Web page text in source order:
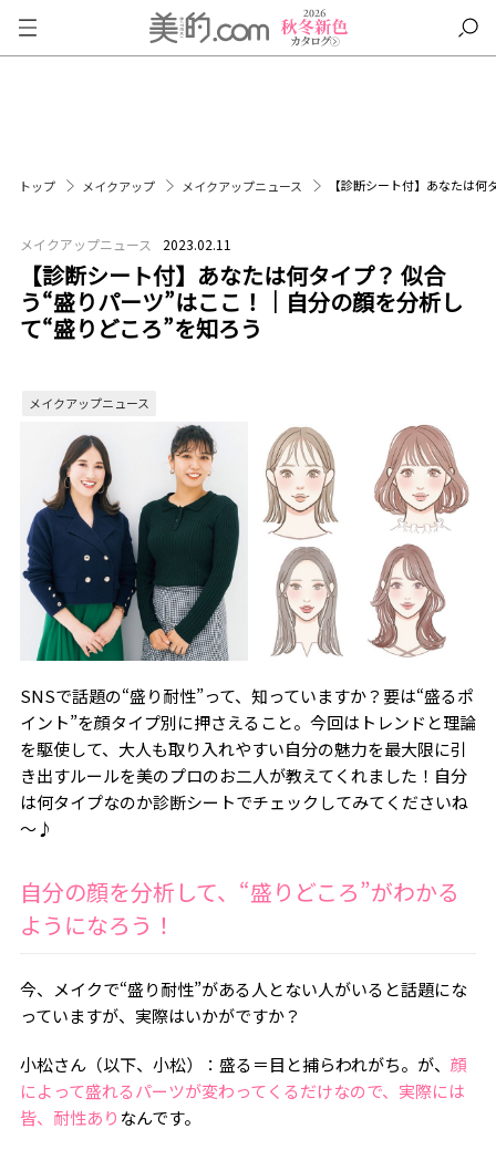
トップ メイクアップ メイクアップニュース 【診断シート付】あなたは
メイクアップニュース 2023.02.11
【診断シート付】あなたは何タイプ？ 似合
う“盛りパーツ”はここ！｜自分の顔を分析し
て“盛りどころ”を知ろう
メイクアップニュース
SNSで話題の“盛り耐性”って、知っていますか？要は“盛るポ
イント”を顔タイプ別に押さえること。今回はトレンドと理論
を駆使して、大人も取り入れやすい自分の魅力を最大限に引
き出すルールを美のプロのお二人が教えてくれました！自分
は何タイプなのか診断シートでチェックしてみてくださいね
～♪
自分の顔を分析して、“盛りどころ”がわかる
ようになろう！
今、メイクで“盛り耐性”がある人とない人がいると話題にな
っていますが、実際はいかがですか？
小松さん（以下、小松）：盛る＝目と捕らわれがち。が、 顔
によって盛れるパーツが変わってくるだけなので、実際には
皆、耐性あり なんです。